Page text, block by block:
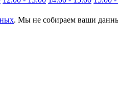
. Мы не собираем ваши